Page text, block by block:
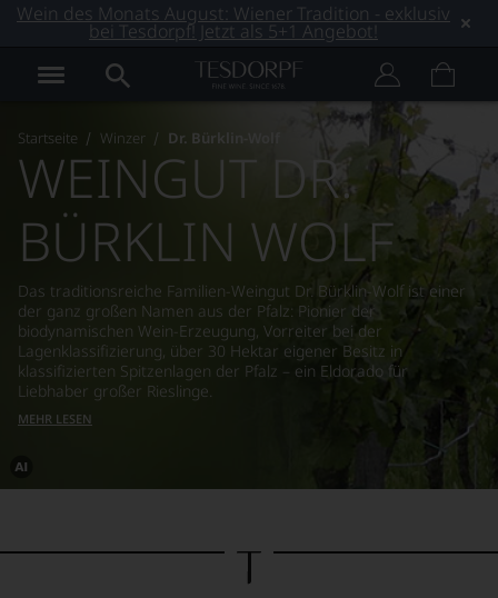
Wein des Monats August: Wiener Tradition - exklusiv
bei Tesdorpf! Jetzt als 5+1 Angebot!
Startseite Winzer Dr. Bürklin-Wolf
Dieses
von
WEINGUT DR.
BÜRKLIN WOLF
Das traditionsreiche Familien-Weingut Dr. Bürklin-Wolf ist einer
der ganz großen Namen aus der Pfalz: Pionier der
biodynamischen Wein-Erzeugung, Vorreiter bei der
Lagenklassifizierung, über 30 Hektar eigener Besitz in
klassifizierten Spitzenlagen der Pfalz – ein Eldorado für
Liebhaber großer Rieslinge.
MEHR LESEN